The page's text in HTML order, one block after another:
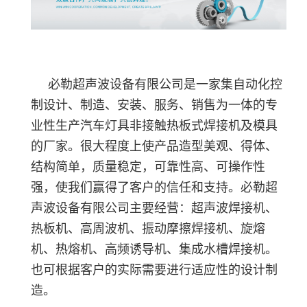
必勒超声波设备有限公司是一家集自动化控
制设计、制造、安装、服务、销售为一体的专
业性生产汽车灯具非接触热板式焊接机及模具
的厂家。很大程度上使产品造型美观、得体、
结构简单，质量稳定，可靠性高、可操作性
强，使我们赢得了客户的信任和支持。必勒超
声波设备有限公司主要经营：超声波焊接机、
热板机、高周波机、振动摩擦焊接机、旋熔
机、热熔机、高频诱导机、集成水槽焊接机。
也可根据客户的实际需要进行适应性的设计制
造。